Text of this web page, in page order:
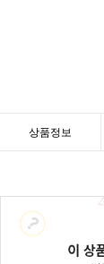
상품정보